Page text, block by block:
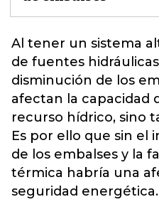
Al tener un sistema
de fuentes
disminución de los
afectan la capacidad
recurso hídrico, sino
Es por ello que sin el
de los embalses y la
térmica habría una
seguridad energética.